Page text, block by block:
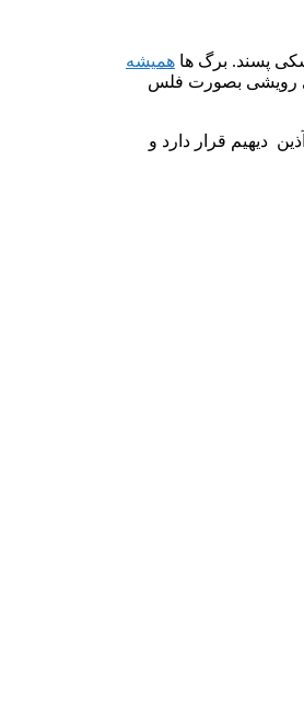
پسند. برگ ها همیشه
های رویشی بصورت فلس
دیهیم قرار دارد و